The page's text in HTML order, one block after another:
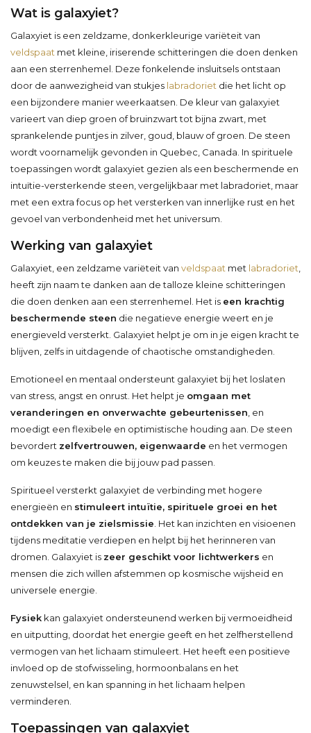
Wat is galaxyiet?
Galaxyiet is een zeldzame, donkerkleurige variëteit van
veldspaat met kleine, iriserende schitteringen die doen denken
aan een sterrenhemel. Deze fonkelende insluitsels ontstaan
door de aanwezigheid van stukjes labradoriet die het licht op
een bijzondere manier weerkaatsen. De kleur van galaxyiet
varieert van diep groen of bruinzwart tot bijna zwart, met
sprankelende puntjes in zilver, goud, blauw of groen. De steen
wordt voornamelijk gevonden in Quebec, Canada. In spirituele
toepassingen wordt galaxyiet gezien als een beschermende en
intuïtie-versterkende steen, vergelijkbaar met labradoriet, maar
met een extra focus op het versterken van innerlijke rust en het
gevoel van verbondenheid met het universum.
Werking van galaxyiet
Galaxyiet, een zeldzame variëteit van veldspaat met labradoriet
heeft zijn naam te danken aan de talloze kleine schitteringen
die doen denken aan een sterrenhemel. Het is een krachtig
beschermende steen die negatieve energie weert en je
energieveld versterkt. Galaxyiet helpt je om in je eigen kracht te
blijven, zelfs in uitdagende of chaotische omstandigheden.
Emotioneel en mentaal ondersteunt galaxyiet bij het loslaten
van stress, angst en onrust. Het helpt je omgaan met
veranderingen en onverwachte gebeurtenissen , en
moedigt een flexibele en optimistische houding aan. De steen
bevordert zelfvertrouwen, eigenwaarde en het vermogen
om keuzes te maken die bij jouw pad passen.
Spiritueel versterkt galaxyiet de verbinding met hogere
energieën en stimuleert intuïtie, spirituele groei en het
ontdekken van je zielsmissie . Het kan inzichten en visioenen
tijdens meditatie verdiepen en helpt bij het herinneren van
dromen. Galaxyiet is zeer geschikt voor lichtwerkers en
mensen die zich willen afstemmen op kosmische wijsheid en
universele energie.
Fysiek kan galaxyiet ondersteunend werken bij vermoeidheid
en uitputting, doordat het energie geeft en het zelfherstellend
vermogen van het lichaam stimuleert. Het heeft een positieve
invloed op de stofwisseling, hormoonbalans en het
zenuwstelsel, en kan spanning in het lichaam helpen
verminderen.
Toepassingen van galaxyiet